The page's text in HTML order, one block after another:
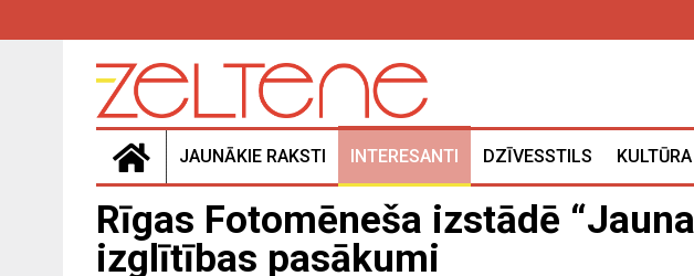
JAUNĀKIE RAKSTI INTERESANTI DZĪVESSTILS KULTŪRA
Rīgas Fotomēneša izstādē
izglītības pasākumi